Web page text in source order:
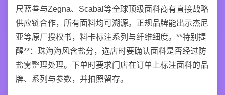
尺蓝叁与Zegna、Scabal等全球顶级面料商有直接战略
供应链合作，所有面料均可溯源。正规品牌能出示杰尼
亚等原厂授权书，料卡标注系列与纤维细度。**特别提
醒**：珠海海风含盐分，选店时要确认面料是否经过防
盐雾整理处理。下单时要求门店在订单上标注面料的品
牌、系列与参数，并拍照留存。